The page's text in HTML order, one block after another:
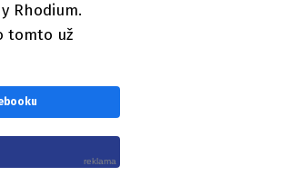
Rhodium.
tomto už